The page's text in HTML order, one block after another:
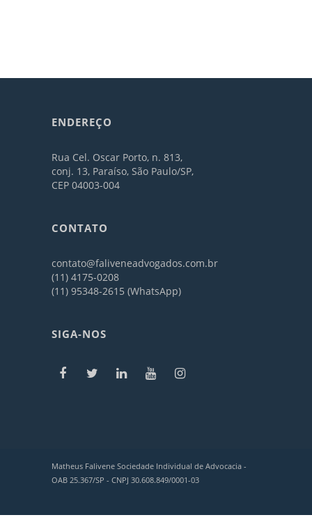
ENDEREÇO
Rua Cel. Oscar Porto, n. 813,
conj. 13, Paraíso, São Paulo/SP,
CEP 04003-004
CONTATO
contato@faliveneadvogados.com.br
(11) 4175-0208
(11) 95348-2615 (WhatsApp)
SIGA-NOS
Matheus Falivene Sociedade Individual de Advocacia -
OAB 25.367/SP - CNPJ 30.608.849/0001-03